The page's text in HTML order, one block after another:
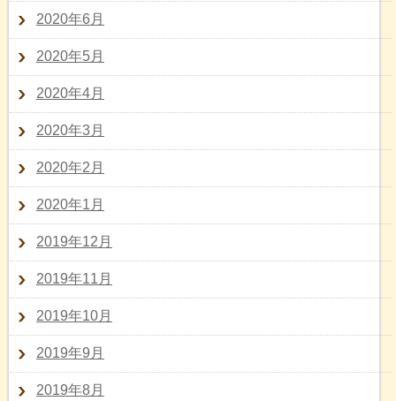
2020年6月
2020年5月
2020年4月
2020年3月
2020年2月
2020年1月
2019年12月
2019年11月
2019年10月
2019年9月
2019年8月